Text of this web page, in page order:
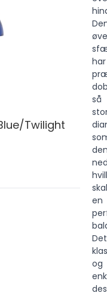
Twilight
har
så
en
Det
og